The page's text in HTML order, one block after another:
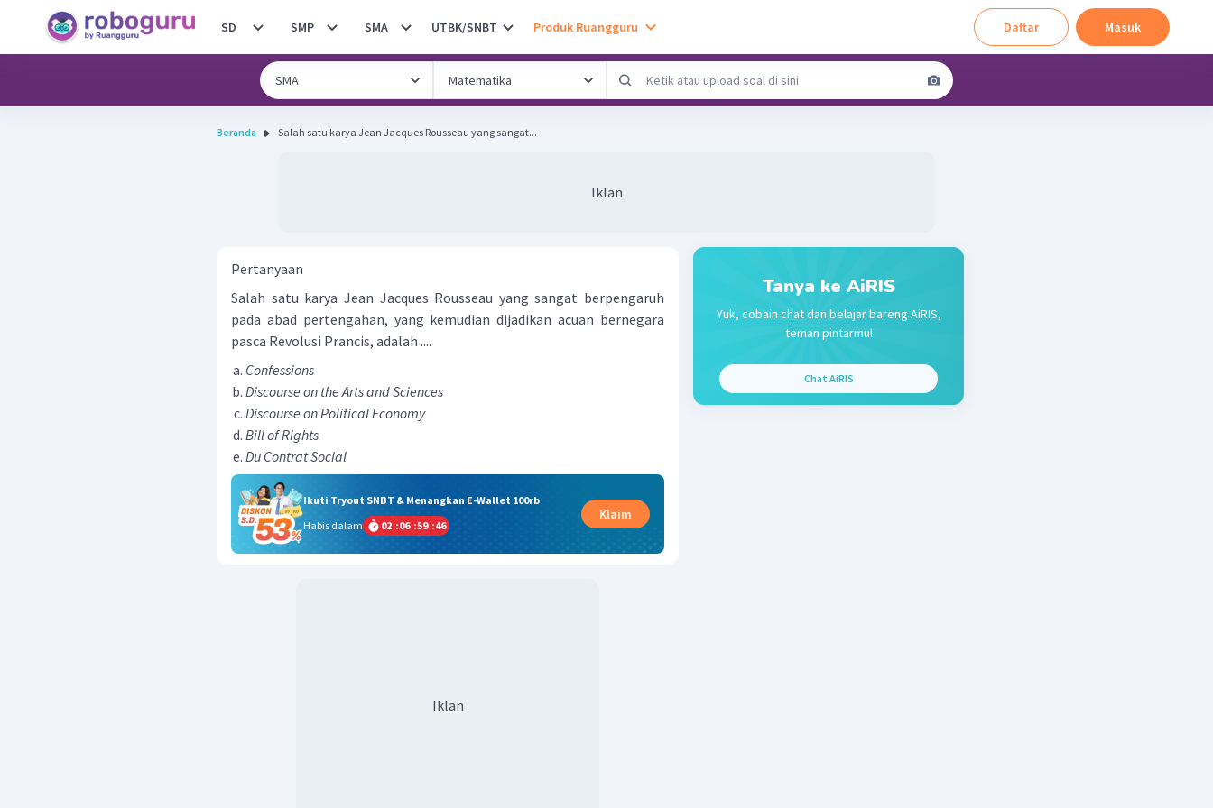
SD SMP SMA UTBK/SNBT Produk Ruangguru Daftar Masuk
Beranda Salah satu karya Jean Jacques Rousseau yang sangat...
Iklan
Pertanyaan
Salah satu karya Jean Jacques Rousseau yang sangat berpengaruh
pada abad pertengahan, yang kemudian dijadikan acuan bernegara
pasca Revolusi Prancis, adalah ....
Confessions
Discourse on the Arts and Sciences
Discourse on Political Economy
Bill of Rights
Du Contrat Social
Ikuti Tryout SNBT & Menangkan E-Wallet 100rb
Habis dalam
02 :06 :59 :45
Klaim
Iklan
Tanya ke AiRIS
Yuk, cobain chat dan belajar bareng AiRIS,
teman pintarmu!
Chat AiRIS